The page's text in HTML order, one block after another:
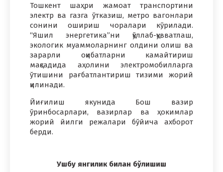
Тошкент шаҳри жамоат транспортини
электр ва газга ўтказиш, метро вагонлари
сонини ошириш чоралари кўрилади.
“Яшил энергетика”ни қўллаб-қувватлаш,
экологик муаммоларнинг олдини олиш ва
зарарли оқибатларни камайтириш
мақсадида аҳолини электромобилларга
ўтишини рағбатлантириш тизими жорий
қилинади.
Йиғилиш якунида Бош вазир
ўринбосарлари, вазирлар ва ҳокимлар
жорий йилги режалари бўйича ахборот
берди.
Ушбу янгилик билан бўлишиш